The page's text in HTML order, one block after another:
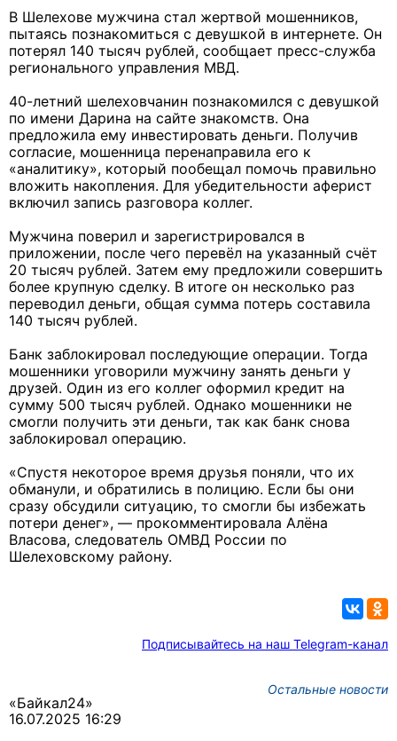
В Шелехове мужчина стал жертвой мошенников,
пытаясь познакомиться с девушкой в интернете. Он
потерял 140 тысяч рублей, сообщает пресс-служба
регионального управления МВД.
40-летний шелеховчанин познакомился с девушкой
по имени Дарина на сайте знакомств. Она
предложила ему инвестировать деньги. Получив
согласие, мошенница перенаправила его к
«аналитику», который пообещал помочь правильно
вложить накопления. Для убедительности аферист
включил запись разговора коллег.
Мужчина поверил и зарегистрировался в
приложении, после чего перевёл на указанный счёт
20 тысяч рублей. Затем ему предложили совершить
более крупную сделку. В итоге он несколько раз
переводил деньги, общая сумма потерь составила
140 тысяч рублей.
Банк заблокировал последующие операции. Тогда
мошенники уговорили мужчину занять деньги у
друзей. Один из его коллег оформил кредит на
сумму 500 тысяч рублей. Однако мошенники не
смогли получить эти деньги, так как банк снова
заблокировал операцию.
«Спустя некоторое время друзья поняли, что их
обманули, и обратились в полицию. Если бы они
сразу обсудили ситуацию, то смогли бы избежать
потери денег», — прокомментировала Алёна
Власова, следователь ОМВД России по
Шелеховскому району.
Подписывайтесь на наш Telegram-канал
Остальные новости
«Байкал24»
16.07.2025 16:29